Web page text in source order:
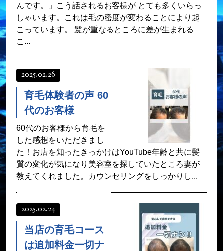
んです。」こう話されるお客様が とても多くいらっ
しゃいます。これは毛の密度が変わることにより起
こっています。 髪が重なるところに差が生まれる
こ...
2025.02.26
育毛体験者の声 60
代のお客様
60代のお客様から育毛を
した感想をいただきまし
た！お店を知ったきっかけはYouTube年齢と共に髪
質の変化が気になり美容室を探していたところ妻が
教えてくれました。カウンセリングをしっかりし...
2025.02.24
当店の育毛コース
は追加料金一切ナ